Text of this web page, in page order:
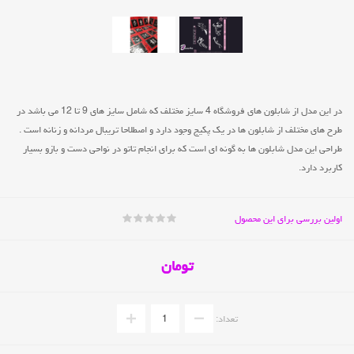
در این مدل از شابلون های فروشگاه 4 سایز مختلف که شامل سایز های 9 تا 12 می باشد در
طرح های مختلف از شابلون ها در یک پکیج وجود دارد و اصطلاحا تریبال مردانه و زنانه است .
طراحی این مدل شابلون ها به گونه ای است که برای انجام تاتو در نواحی دست و بازو بسیار
کاربرد دارد.
اولین بررسی برای این محصول
تومان
تعداد: